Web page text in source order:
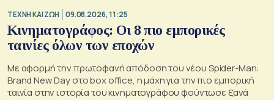
TΕΧΝΗ ΚΑΙ ΖΩΗ 09.08.2026, 11:25
Κινηματογράφος: Οι 8 πιο εμπορικές
ταινίες όλων των εποχών
Με αφορμή την πρωτοφανή απόδοση του νέου Spider-Man:
Brand New Day στο box office, η μάχη για την πιο εμπορική
ταινία στην ιστορία του κινηματογράφου φούντωσε ξανά